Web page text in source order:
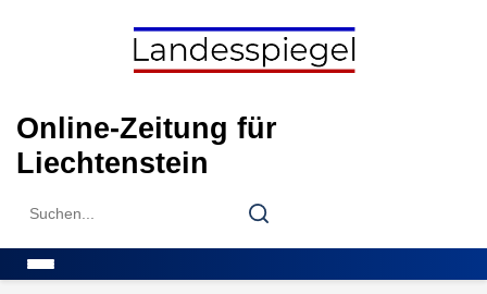
Online-Zeitung für
Liechtenstein
Search
Search